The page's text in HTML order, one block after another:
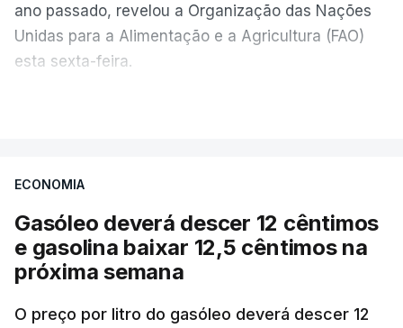
ano passado, revelou a Organização das Nações
Unidas para a Alimentação e a Agricultura (FAO)
esta sexta-feira.
com ondas de calor no Verão e conflitos na
Ucrânia e no Médio Oriente a elevar os
custos das colheitas.
O índice, que acompanha as variações mensais
de um cabaz de produtos alimentares
ECONOMIA
Gasóleo deverá descer 12 cêntimos
e gasolina baixar 12,5 cêntimos na
próxima semana
O preço por litro do gasóleo deverá descer 12